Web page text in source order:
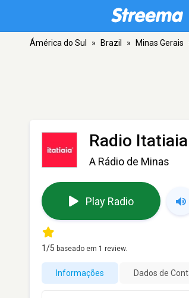
Ámérica do Sul » Brazil » Minas Gerais
Radio Itatiaia
A Rádio de Minas
Play Radio
1/5 baseado em 1 review.
Informações Dados de